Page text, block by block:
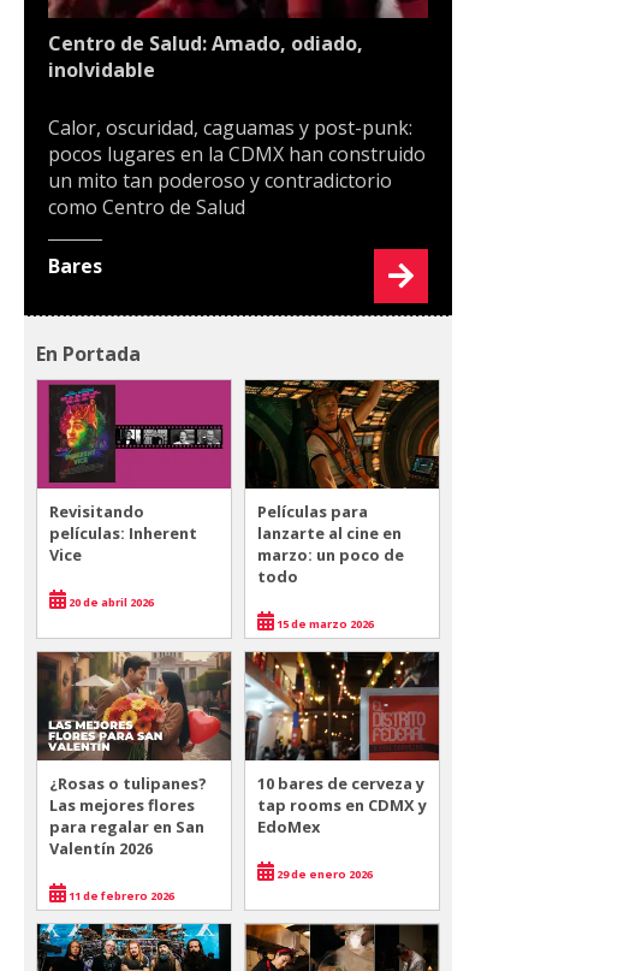
Centro de Salud: Amado, odiado,
inolvidable
Calor, oscuridad, caguamas y post-punk:
pocos lugares en la CDMX han construido
un mito tan poderoso y contradictorio
como Centro de Salud
Bares
En Portada
Revisitando
películas: Inherent
Vice
20 de abril 2026
Películas para
lanzarte al cine en
marzo: un poco de
todo
15 de marzo 2026
¿Rosas o tulipanes?
Las mejores flores
para regalar en San
Valentín 2026
11 de febrero 2026
10 bares de cerveza y
tap rooms en CDMX y
EdoMex
29 de enero 2026